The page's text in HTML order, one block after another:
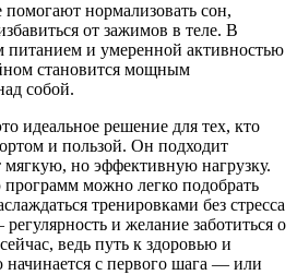
нормализовать сон,
от зажимов в теле. В
питанием и умеренной активностью
становится мощным
собой.
идеальное решение для тех, кто
и пользой. Он подходит
мягкую, но эффективную нагрузку.
программ можно легко подобрать
тренировками без стресса
и желание заботиться о
ведь путь к здоровью и
с первого шага — или